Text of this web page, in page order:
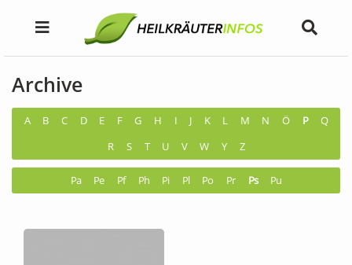
Archive
A B C D E F G H I J K L M N Ö P
Q
R
S T U V W Y Z
Pa Pe Pf Ph Pi Pl Po Pr Ps Pu